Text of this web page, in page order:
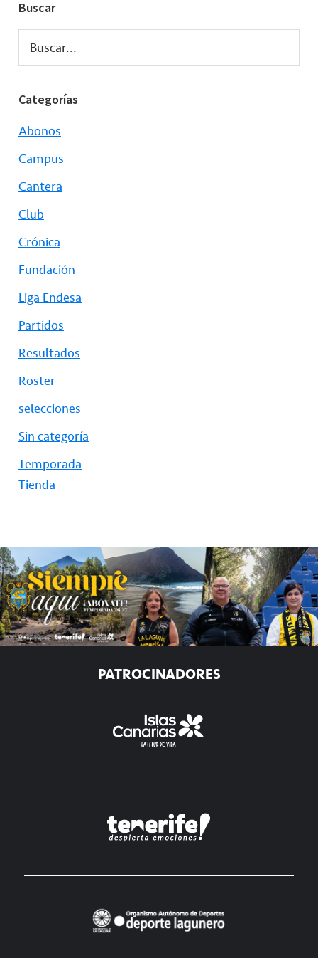
Buscar
Buscar...
Categorías
Abonos
Campus
Cantera
Club
Crónica
Fundación
Liga Endesa
Partidos
Resultados
Roster
selecciones
Sin categoría
Temporada
Tienda
PATROCINADORES